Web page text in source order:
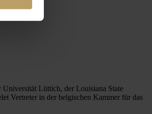
Lüttich, der Louisiana State
Vertreter in der belgischen Kammer für das